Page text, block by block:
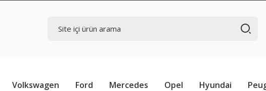
Volkswagen Ford Mercedes Opel Hyundai